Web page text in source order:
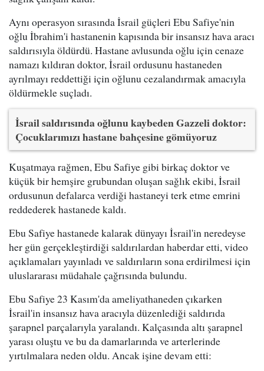
Aynı operasyon sırasında İsrail güçleri Ebu Safiye'nin
oğlu İbrahim'i hastanenin kapısında bir insansız hava aracı
saldırısıyla öldürdü. Hastane avlusunda oğlu için cenaze
namazı kıldıran doktor, İsrail ordusunu hastaneden
ayrılmayı reddettiği için oğlunu cezalandırmak amacıyla
öldürmekle suçladı.
İsrail saldırısında oğlunu kaybeden Gazzeli doktor:
Çocuklarımızı hastane bahçesine gömüyoruz
Kuşatmaya rağmen, Ebu Safiye gibi birkaç doktor ve
küçük bir hemşire grubundan oluşan sağlık ekibi, İsrail
ordusunun defalarca verdiği hastaneyi terk etme emrini
reddederek hastanede kaldı.
Ebu Safiye hastanede kalarak dünyayı İsrail'in neredeyse
her gün gerçekleştirdiği saldırılardan haberdar etti, video
açıklamaları yayınladı ve saldırıların sona erdirilmesi için
uluslararası müdahale çağrısında bulundu.
Ebu Safiye 23 Kasım'da ameliyathaneden çıkarken
İsrail'in insansız hava aracıyla düzenlediği saldırıda
şarapnel parçalarıyla yaralandı. Kalçasında altı şarapnel
yarası oluştu ve bu da damarlarında ve arterlerinde
yırtılmalara neden oldu. Ancak işine devam etti: